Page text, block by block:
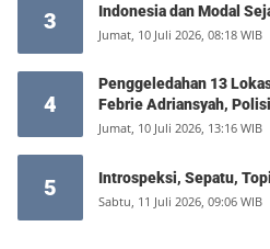
3 Indonesia dan Modal
Jumat, 10 Juli 2026, 08:18 WIB
4
Penggeledahan 13
Febrie Adriansyah,
Emas
Jumat, 10 Juli 2026, 13:16 WIB
5 Introspeksi, Sepatu,
Sabtu, 11 Juli 2026, 09:06 WIB